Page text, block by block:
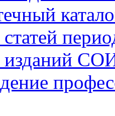
статей
изданий